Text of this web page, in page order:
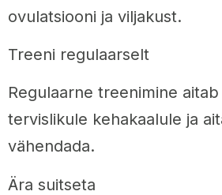
ovulatsiooni ja viljakust.
Treeni regulaarselt
Regulaarne treenimine aitab
tervislikule kehakaalule ja
vähendada.
Ära suitseta